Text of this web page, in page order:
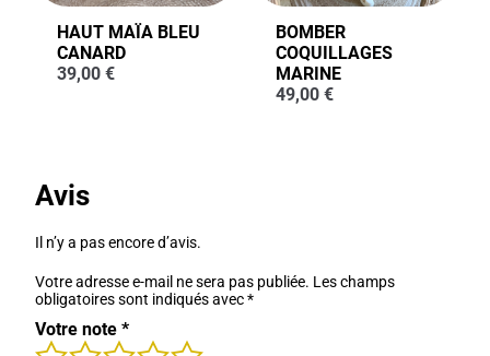
HAUT MAÏA BLEU
CANARD
39,00 €
BOMBER
COQUILLAGES
MARINE
49,00 €
Avis
Il n’y a pas encore d’avis.
Votre adresse e-mail ne sera pas publiée. Les champs
obligatoires sont indiqués avec*
Votre note *